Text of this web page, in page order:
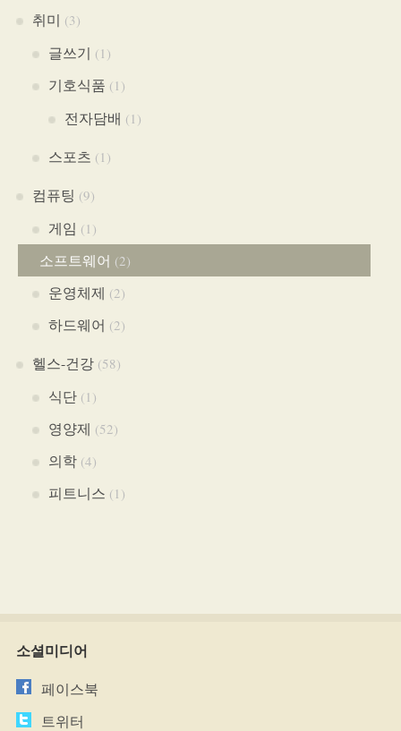
취미 (3)
글쓰기 (1)
기호식품 (1)
전자담배 (1)
스포츠 (1)
컴퓨팅 (9)
게임 (1)
소프트웨어 (2)
운영체제 (2)
하드웨어 (2)
헬스-건강(58)
식단(1)
영양제 (52)
의학(4)
피트니스 (1)
소셜미디어
페이스북
트위터